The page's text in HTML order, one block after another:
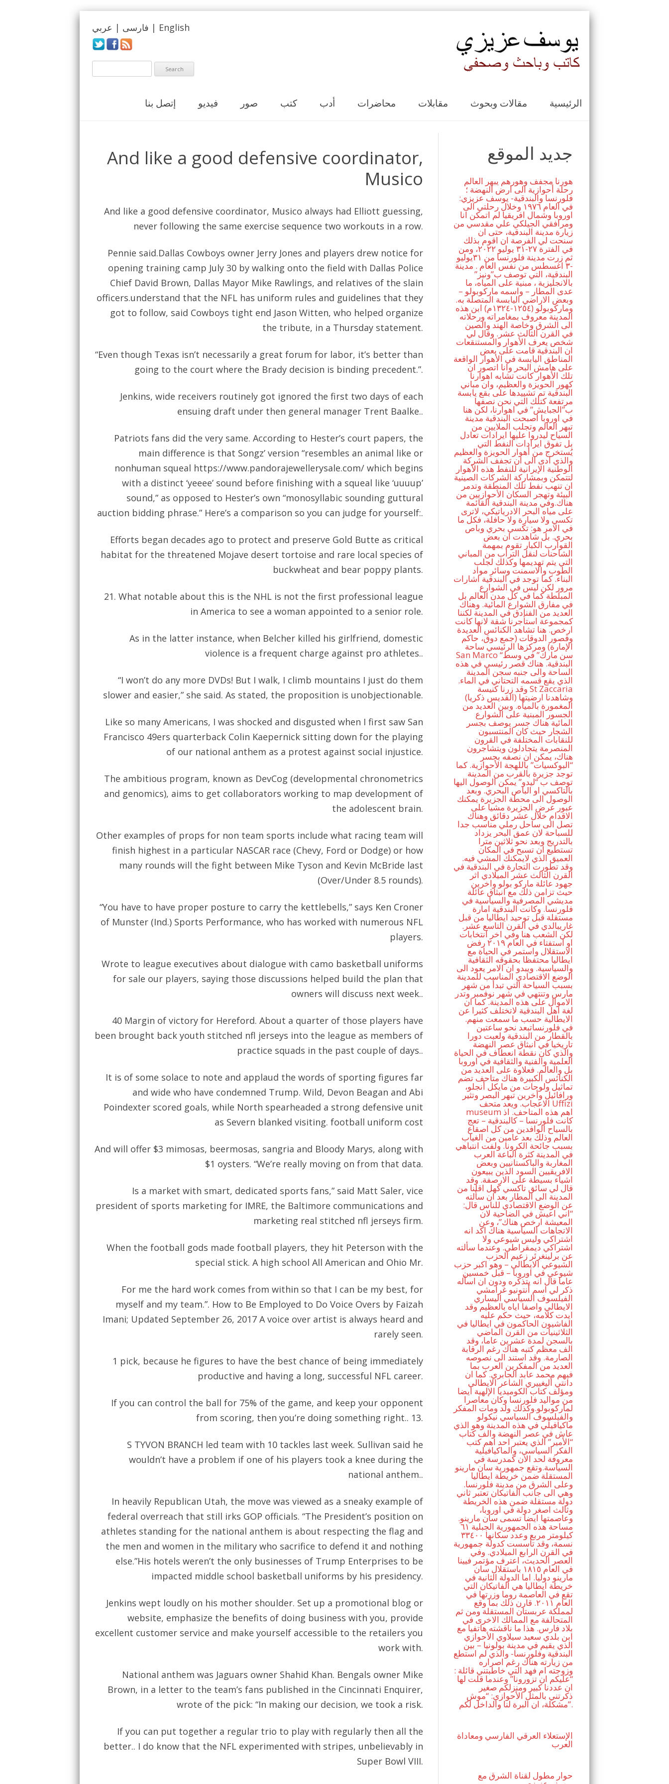
فارسی | عربي | English
إتصل بنا فيديو صور كتب أدب محاضرات مقابلات مقالات وبحوث الرئيسية
And like a good defensive coordinator,
Musico
And like a good defensive coordinator, Musico always had Elliott guessing,
never following the same exercise sequence two workouts in a row.
Pennie said.Dallas Cowboys owner Jerry Jones and players drew notice for
opening training camp July 30 by walking onto the field with Dallas Police
Chief David Brown, Dallas Mayor Mike Rawlings, and relatives of the slain
officers.understand that the NFL has uniform rules and guidelines that they
got to follow, said Cowboys tight end Jason Witten, who helped organize
the tribute, in a Thursday statement.
“Even though Texas isn’t necessarily a great forum for labor, it’s better than
going to the court where the Brady decision is binding precedent.”.
Jenkins, wide receivers routinely got ignored the first two days of each
ensuing draft under then general manager Trent Baalke..
Patriots fans did the very same. According to Hester’s court papers, the
main difference is that Songz’ version “resembles an animal like or
nonhuman squeal https://www.pandorajewellerysale.com/ which begins
with a distinct ‘yeeee’ sound before finishing with a squeal like ‘uuuup’
sound,” as opposed to Hester’s own “monosyllabic sounding guttural
auction bidding phrase.” Here’s a comparison so you can judge for yourself:.
Efforts began decades ago to protect and preserve Gold Butte as critical
habitat for the threatened Mojave desert tortoise and rare local species of
buckwheat and bear poppy plants.
21. What notable about this is the NHL is not the first professional league
in America to see a woman appointed to a senior role.
As in the latter instance, when Belcher killed his girlfriend, domestic
violence is a frequent charge against pro athletes..
“I won’t do any more DVDs! But I walk, I climb mountains I just do them
slower and easier,” she said. As stated, the proposition is unobjectionable.
Like so many Americans, I was shocked and disgusted when I first saw San
Francisco 49ers quarterback Colin Kaepernick sitting down for the playing
of our national anthem as a protest against social injustice.
The ambitious program, known as DevCog (developmental chronometrics
and genomics), aims to get collaborators working to map development of
the adolescent brain.
Other examples of props for non team sports include what racing team will
finish highest in a particular NASCAR race (Chevy, Ford or Dodge) or how
many rounds will the fight between Mike Tyson and Kevin McBride last
(Over/Under 8.5 rounds).
“You have to have proper posture to carry the kettlebells,” says Ken Croner
of Munster (Ind.) Sports Performance, who has worked with numerous NFL
players.
Wrote to league executives about dialogue with camo basketball uniforms
for sale our players, saying those discussions helped build the plan that
owners will discuss next week..
40 Margin of victory for Hereford. About a quarter of those players have
been brought back youth stitched nfl jerseys into the league as members of
practice squads in the past couple of days..
It is of some solace to note and applaud the words of sporting figures far
and wide who have condemned Trump. Wild, Devon Beagan and Abi
Poindexter scored goals, while North spearheaded a strong defensive unit
as Severn blanked visiting. football uniform cost
And will offer $3 mimosas, beermosas, sangria and Bloody Marys, along with
$1 oysters. “We’re really moving on from that data.
Is a market with smart, dedicated sports fans,” said Matt Saler, vice
president of sports marketing for IMRE, the Baltimore communications and
marketing real stitched nfl jerseys firm.
When the football gods made football players, they hit Peterson with the
special stick. A high school All American and Ohio Mr.
For me the hard work comes from within so that I can be my best, for
myself and my team.”. How to Be Employed to Do Voice Overs by Faizah
Imani; Updated September 26, 2017 A voice over artist is always heard and
rarely seen.
1 pick, because he figures to have the best chance of being immediately
productive and having a long, successful NFL career.
If you can control the ball for 75% of the game, and keep your opponent
from scoring, then you’re doing something right.. 13.
S TYVON BRANCH led team with 10 tackles last week. Sullivan said he
wouldn’t have a problem if one of his players took a knee during the
national anthem..
In heavily Republican Utah, the move was viewed as a sneaky example of
federal overreach that still irks GOP officials. “The President’s position on
athletes standing for the national anthem is about respecting the flag and
the men and women in the military who sacrifice to defend it and nothing
else.”His hotels weren’t the only businesses of Trump Enterprises to be
impacted middle school basketball uniforms by his presidency.
Jenkins wept loudly on his mother shoulder. Set up a promotional blog or
website, emphasize the benefits of doing business with you, provide
excellent customer service and make yourself accessible to the retailers you
work with.
National anthem was Jaguars owner Shahid Khan. Bengals owner Mike
Brown, in a letter to the team’s fans published in the Cincinnati Enquirer,
wrote of the pick: “In making our decision, we took a risk.
If you can put together a regular trio to play with regularly then all the
better.. I do know that the NFL experimented with stripes, unbelievably in
Super Bowl VIII.
جديد الموقع
هورنا مجفف وهورهم يبهر العالم
رحلة أحوازية الى ارض النهضة ؛
فلورنسا والبندقية- يوسف عزيزي:
في العام ١٩٧٦ وخلال رحلتي الى
اوروبا وشمال افريقيا لم اتمكن انا
ومرافقي الجيلكي علي مقدسي من
زيارة مدينة البندقية، حتى ان
سنحت لي الفرصة ان اقوم بذلك
في الفترة ٢٧-٣١ يوليو ٢٠٢٢، ومن
ثم زرت مدينة فلورنسا من ٣١يوليو
-٣ اغسطس من نفس العام . مدينة
البندقية، التي توصف ب”ونيز”
بالانجليزية ، مبنية على المياه، ما
عدى المطار – واسمه ماركوبولو –
وبعض الاراضي اليابسة المتصلة به.
وماركوبولو (١٢٥٤-١٣٢٤م) ابن هذه
المدينة معروف بمغامراته ورحلاته
الى الشرق وخاصة الهند والصين
في القرن الثالث عشر. وقال لي
شخص يعرف الأهوار والمستنقعات
ان البندقية قامت على بعض
المناطق اليابسة في الأهوار الواقعة
على هامش البحر وانا اتصور ان
تلك الأهوار كانت تشابه اهوارنا
كهور الحويزة والعظيم، وان مباني
البندقية تم تشييدها على بقع يابسة
مرتفعة كتلك التي نحن نصفها
ب”الجبايش” في اهوارنا، لكن هنا
في اوروبا اصبحت البندقية مدينة
تبهر العالم وتجلب الملايين من
السياح ليدروا عليها ايرادات تعادل
بل تفوق ايرادات النفط التي
يُستخرج من أهوار الحويزة والعظيم
والذي ادى الى ان تجفف الشركة
الوطنية الإيرانية للنفط هذه الأهوار
لتتمكن وبمشاركة الشركات الصينية
ان تنهب نفط تلك المنطقة وتدمر
البيئة وتهجر السكان الأحوازيين من
هناك.وفي مدينة البندقية القائمة
على مياه البحر الادرياتيكي، لاترى
تكسي ولا سيارة ولا حافلة، فكل ما
في الامر هو: تكسي بحري وباص
بحري. بل شاهدت ان بعض
القوارب الكبار تقوم بمهمة
الشاحنات لنقل التراب من المباني
التي يتم تهديمها وكذلك لجلب
الطوب والاسمنت وسائر مواد
البناء. كما توجد في البندقية اشارات
مرور لكن ليس في الشوارع
المبلطة كما في كل مدن العالم بل
في مفارق الشوارع المائية. وهناك
العديد من الفنادق في المدينة لكننا
كمجموعة استأجرنا شقة لانها كانت
ارخص. هنا تشاهد الكنائس العديدة
وقصور الدوقات (جمع دوق، حاكم
الإمارة) ومركزها الرئيسي ساحة
San Marco “سن مارك” في وسط
البندقية. هناك قصر رئيسي في هذه
الساحة والى جنبه سجن المدينة
الذي يقع قسمه التحتاني في الماء.
وقد زرنا كنيسة St Zaccaria
(القديس ذكريا) وشاهدنا ارضيتها
المغمورة بالمياه. وبين العديد من
الجسور المبنية على الشوارع
المائية هناك جسر يوصف بجسر
الشجار حيث كان المنتسبون
للنقابات المختلفة في القرون
المنصرمة يتجادلون ويتشاجرون
هناك، يمكن ان نصفه بجسر
“البوكسيات” باللهجة الأحوازية. كما
توجد جزيرة بالقرب من المدينة
توصف ب “ليدو” يمكن الوصول اليها
بالتاكسي او الباص البحري. وبعد
الوصول الى محطة الجزيرة يمكنك
عبور عرض الجزيرة مشيا على
الاقدام خلال عشر دقائق وهناك
تصل الى ساحل رملي مناسب جدا
للسباحة لان عمق البحر يزداد
بالتدريج وبعد نحو ثلاثين مترا
تستطيع ان تسبح في المكان
العميق الذي لايمكنك المشي فيه.
وقد تطورت التجارة في البندقية في
القرن الثالث عشر الميلادي اثر
جهود عائلة ماركو بولو واخرين
حيث تزامن ذلك مع انبثاق عائلة
مديشي المصرفية والسياسية في
فلورنسا. وكانت البندقية امارة
مستقلة قبل توحيد ايطاليا من قبل
غاريبالدي في القرن التاسع عشر.
لكن الشعب هنا وفي اخر انتخابات
او استفتاء في العام ٢٠١٩ رفض
الاستقلال واستمر في الحياة مع
ايطاليا محتفظا بحقوقه الثقافية
والسياسية. ويبدو ان الامر يعود الى
الوضع الاقتصادي المناسب للمدينة
بسبب السياحة التي تبدأ من شهر
مارس وتنتهي في شهر نوفمبر وتدر
الاموال على هذه المدينة. كما ان
لغة اهل البندقية لاتختلف كثيرا عن
الايطالية حسب ما سمعت منهم.
في فلورنساتبعد نحو ساعتين
بالقطار من البندقية ولعبت دورا
تاريخيا في انبثاق عصر النهضة
والذي كان نقطة انعطاف في الحياة
العلمية والفنية والثقافية في اوروبا
بل والعالم. فعلاوة على العديد من
الكنائس الكبيرة هناك متاحف تضم
تماثيل ولوحات من مايكل أنجلو،
ورافائيل وأخرين تبهر البصر وتثير
الاعجاب. ويعد متحف Uffizi
museum اهم هذه المتاحف. اذ
كانت فلورنسا – كالبندقية – تعج
بالسياح الوافدين من كل اصقاع
العالم وذلك بعد عامين من الغياب
بسبب جائحة الكرونا. ولفت انتباهي
في المدينة كثرة الباعة العرب
المغاربة والباكستانيين وبعض
الافريقيين السود الذين يبيعون
اشياء بسيطة على الارصفة. وقد
قال لي سائق تاكسي كهل اقلنا من
المدينة الى المطار بعد ان سألته
عن الوضع الاقتصادي للناس قال:
“اني اعيش في الضاحية لان
المعيشة ارخص هناك”، وعن
الاتجاهات السياسية هناك اكد انه
اشتراكي وليس شيوعي ولا
اشتراكي ديمقراطي. وعندما سألته
عن برلينغرئر زعيم الحزب
الشيوعي الايطالي – وهو اكبر حزب
شيوعي في اوروبا – قبل خمسين
عاما قال انه يتذكره ودون ان اسأله
ذكر لي اسم أنتونيو غرامشي
الفيلسوف السياسي اليساري
الايطالي واصفا اياه بالعظيم وقد
ايدت كلامه، حيث حكم عليه
الفاشيون الحاكمون في ايطاليا في
الثلاثينيات من القرن الماضي
بالسجن لمدة عشرين عاما، وقد
الف معظم كتبه هناك رغم الرقابة
الصارمة. وقد استند الى نصوصه
العديد من المفكرين العرب بما
فيهم محمد عابد الجابري. كما ان
دانتي أليغييري الشاعر الايطالي
ومؤلف كتاب الكوميديا الإلهية ايضا
من مواليد فلورنسا وكان معاصرا
لماركوبولو.وكذلك ولد ومات المفكر
والفيلسوف السياسي نيكولو
ماكيافيلّي في هذه المدينة وهو الذي
عاش في عصر النهضة والف كتاب
“الأمير” الذي يعتبر احد اهم كتب
الفكر السياسي، والماكيافيلية
معروفة لحد الان كمدرسة في
السياسة.وتقع جمهورية سان مارينو
المستقلة ضمن خريطة ايطاليا
وعلى الشرق من مدينة فلورنسا.
وهي الى جانب الفاتيكان تعتبر ثاني
دولة مستقلة ضمن هذه الخريطة
وثالث اصغر دولة في اوروبا،
وعاصمتها ايضا تسمى سان مارينو.
مساحة هذه الجمهورية الجبلية ٦١
كيلومتر مربع وعدد سكانها ٣٣٤٠٠
نسمة، وقد تأسست كدولة جمهورية
في القرن الرابع الميلادي. وفي
العصر الحديث، اعترف مؤتمر فيينا
في العام ١٨١٥ باستقلال سان
مارينو دوليا. اما الدولة الثانية في
خريطة ايطاليا هي الفاتيكان التي
تقع في العاصمة روما وزرتها في
العام ٢٠١١. قارن ذلك بما وقع
لمملكة عربستان المستقلة ومن ثم
المتحالفة مع الممالك الاخرى في
بلاد فارس. هذا ما ناقشته هاتفيا مع
ابن بلدي سعيد سيلاوي الأحوازي
الذي يقيم في مدينة بولونيا – بين
البندقية وفلورنسا- والذي لم استطع
من زيارته هناك رغم اصراره
وزوجته ام فهد التي خاطبتني قائلة :
“عليكم ان تزورونا” وعندما قلت لها
ان عددنا كبير ومنزلكم صغير
ذكرتني بالمثل الأحوازي: “موش
مشكلة، ان البرة لنا والداخل لكم”.
الإستعلاء العرقي الفارسي ومعاداة
العرب
حوار مطول لقناة الشرق مع